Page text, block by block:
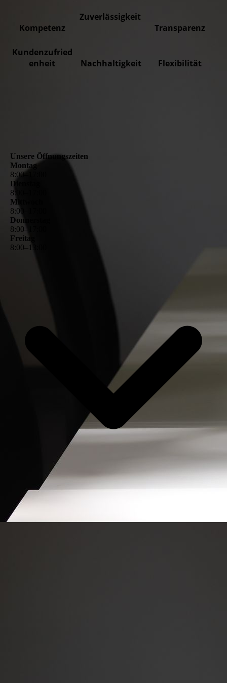
Kompetenz
Zuverlässigkeit
Transparenz
Kundenzufried
enheit
Nachhaltigkeit Flexibilität
Unsere Öffnungszeiten
Montag
8:00–
Dienstag
8:
Mittwoch
8:00
Donnerstag
8:00–
Freitag
8:00–13